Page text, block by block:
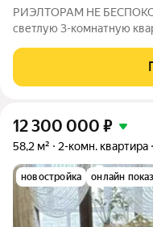
РИЭЛТОРАМ НЕ
светлую 3-комнатную
мат.капитала,
10 лет. Площадь 67,6 кв.м,
12 300 000 ₽
58,2 м² 2-комн. квартира
новостройка онлайн показ